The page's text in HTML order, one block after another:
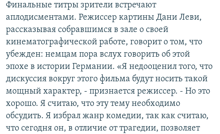
Финальные титры зрители встречают
аплодисментами. Режиссер картины Дани Леви,
рассказывая собравшимся в зале о своей
кинематографической работе, говорит о том, что
убежден: немцам пора вслух говорить об этой
эпохе в истории Германии. «Я недооценил того, что
дискуссия вокруг этого фильма будут носить такой
мощный характер, - признается режиссер. - Но это
хорошо. Я считаю, что эту тему необходимо
обсудить. Я избрал жанр комедии, так как считаю,
что сегодня он, в отличие от трагедии, позволяет